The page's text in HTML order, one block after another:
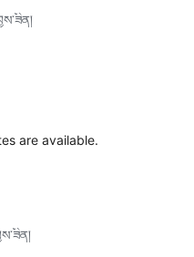
are available.